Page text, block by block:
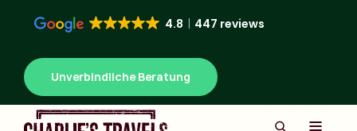
4.8 447 reviews
Unverbindliche Beratung